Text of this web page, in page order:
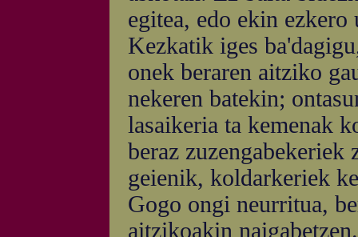
egitea, edo ekin
Kezkatik iges
onek beraren aitziko
nekeren batekin;
lasaikeria ta kemenak
beraz zuzengabekeriek
geienik, koldarkeriek
Gogo ongi neurritua,
aitzikoakin naigabetzen.